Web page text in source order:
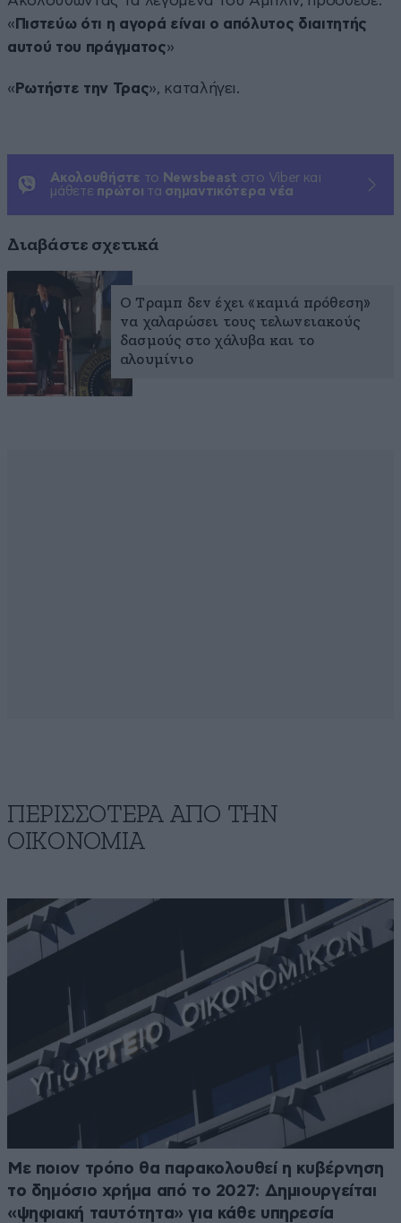
« Πιστεύω ότι η αγορά είναι ο απόλυτος διαιτητής
αυτού του πράγματος»
« Ρωτήστε την Τρας», καταλήγει.
Ακολουθήστε το Newsbeast στο Viber και
μάθετε πρώτοι τα σημαντικότερα νέα
Διαβάστε σχετικά
Ο Τραμπ δεν έχει «καμιά πρόθεση»
να χαλαρώσει τους τελωνειακούς
δασμούς στο χάλυβα και το
αλουμίνιο
ΠΕΡΙΣΣΟΤΕΡΑ ΑΠΟ ΤΗΝ
ΟΙΚΟΝΟΜΙΑ
Με ποιον τρόπο θα παρακολουθεί η κυβέρνηση
το δημόσιο χρήμα από το 2027: Δημιουργείται
«ψηφιακή ταυτότητα» για κάθε υπηρεσία